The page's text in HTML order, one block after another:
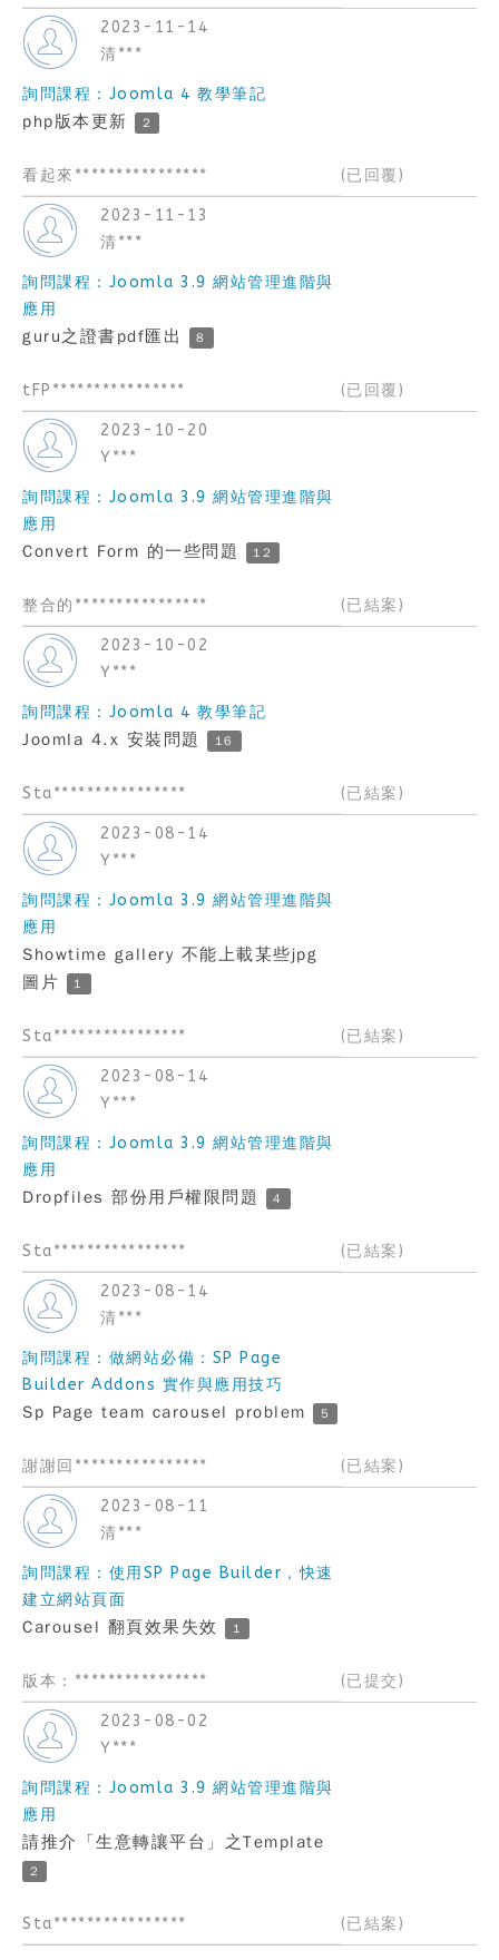
2023-11-14
清***
詢問課程：Joomla 4 教學筆記
php版本更新 2
看起來**************** (已回覆)
2023-11-13
清***
詢問課程：Joomla 3.9 網站管理進階與
應用
guru之證書pdf匯出 8
tFP**************** (已回覆)
2023-10-20
Y***
詢問課程：Joomla 3.9 網站管理進階與
應用
Convert Form 的一些問題 12
整合的**************** (已結案)
2023-10-02
Y***
詢問課程：Joomla 4 教學筆記
Joomla 4.x 安裝問題 16
Sta**************** (已結案)
2023-08-14
Y***
詢問課程：Joomla 3.9 網站管理進階與
應用
Showtime gallery 不能上載某些jpg
圖片
1
Sta**************** (已結案)
2023-08-14
Y***
詢問課程：Joomla 3.9 網站管理進階與
應用
Dropfiles 部份用戶權限問題 4
Sta**************** (已結案)
2023-08-14
清***
詢問課程：做網站必備：SP Page
Builder Addons 實作與應用技巧
Sp Page team carousel problem 5
謝謝回**************** (已結案)
2023-08-11
清***
詢問課程：使用SP Page Builder，快速
建立網站頁面
Carousel 翻頁效果失效 1
版本：**************** (已提交)
2023-08-02
Y***
詢問課程：Joomla 3.9 網站管理進階與
應用
請推介「生意轉讓平台」之Template
2
Sta**************** (已結案)